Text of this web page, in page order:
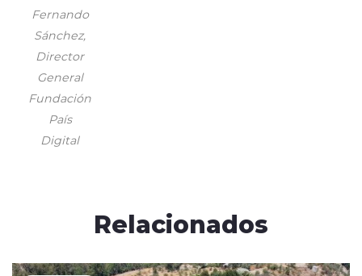
Fernando
Sánchez,
Director
General
Fundación
País
Digital
Relacionados